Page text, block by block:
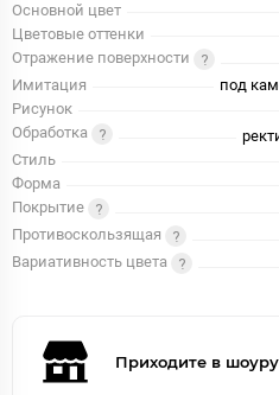
Основной цвет
Цветовые оттенки
Отражение поверхности
Имитация
под
Рисунок
Обработка
Стиль
Форма
Покрытие
Противоскользящая
Вариативность цвета
Приходите в